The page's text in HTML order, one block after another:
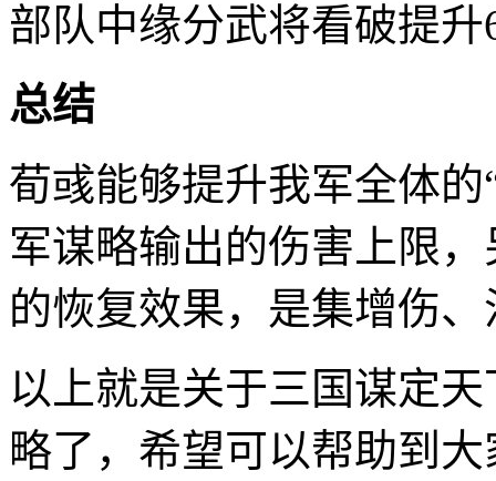
部队中缘分武将看破提升
总结
荀彧能够提升我军全体的
军谋略输出的伤害上限
的恢复效果，是集增伤
以上就是关于三国谋定
略了，希望可以帮助到